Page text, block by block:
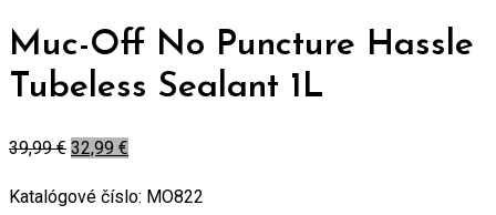
Muc-Off No Puncture Hassle
Tubeless Sealant 1L
39,99€ 32,99 €
Katalógové číslo: MO822